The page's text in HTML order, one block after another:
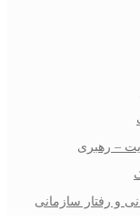
– رهبری
و رفتار سازمانی